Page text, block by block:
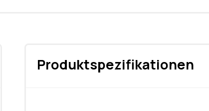
Produktspezifikationen